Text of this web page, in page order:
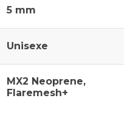
5 mm
Unisexe
MX2 Neoprene,
Flaremesh+